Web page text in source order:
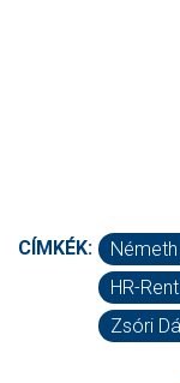
CÍMKÉK:
HR-
Zsóri